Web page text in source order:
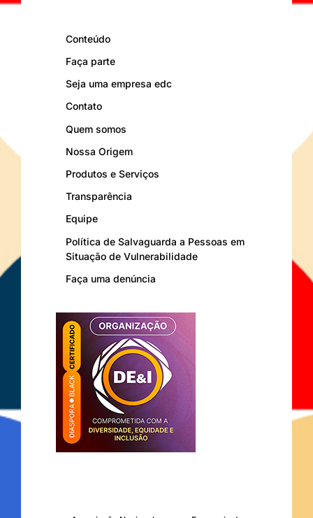
Conteúdo
Faça parte
Seja uma empresa edc
Contato
Quem somos
Nossa Origem
Produtos e Serviços
Transparência
Equipe
Política de Salvaguarda a Pessoas em
Situação de Vulnerabilidade
Faça uma denúncia